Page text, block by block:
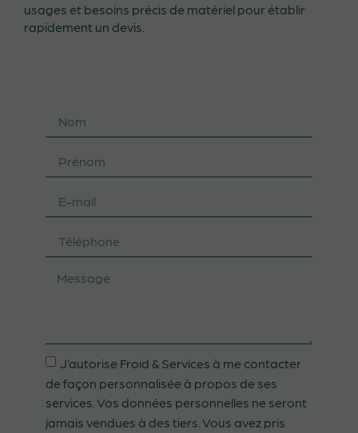
usages et besoins précis de matériel pour établir
rapidement un devis.
J’autorise Froid & Services à me contacter
de façon personnalisée à propos de ses
services. Vos données personnelles ne seront
jamais vendues à des tiers. Vous avez pris